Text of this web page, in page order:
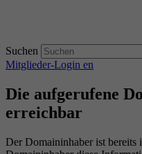
Suchen
Mitglieder-Login en
Die aufgerufene
erreichbar
Der Domaininhaber ist bereits